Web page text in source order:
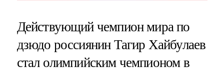
Действующий чемпион мира по
дзюдо россиянин Тагир Хайбулаев
стал олимпийским чемпионом в